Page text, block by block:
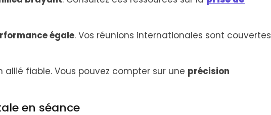
égale. Vos réunions internationales sont couvertes
fiable. Vous pouvez compter sur une précision
en séance